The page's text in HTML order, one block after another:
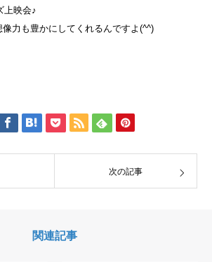
上映会♪
力も豊かにしてくれるんですよ(^^)
次の記事
関連記事